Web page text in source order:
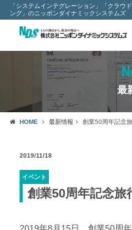
「システムインテグレーション」「クラウ
ング」のニッポンダイナミックシステムズ
最
HOME 最新情報 創業50周年記念
2019/11/18
イベント
創業50周年記念旅